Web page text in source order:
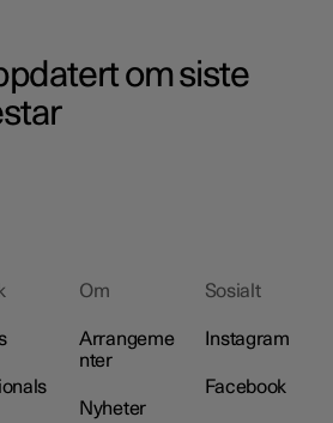
om siste
Om
Arrangeme
nter
Nyheter
Sosialt
Instagram
Facebook